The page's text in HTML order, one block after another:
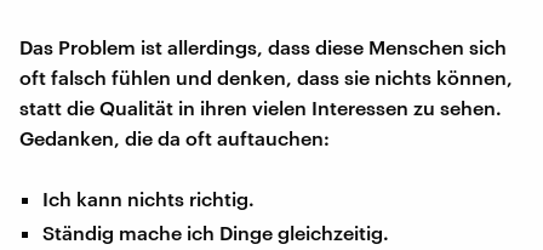
Das Problem ist allerdings, dass diese Menschen sich
oft falsch fühlen und denken, dass sie nichts können,
statt die Qualität in ihren vielen Interessen zu sehen.
Gedanken, die da oft auftauchen:
Ich kann nichts richtig.
Ständig mache ich Dinge gleichzeitig.